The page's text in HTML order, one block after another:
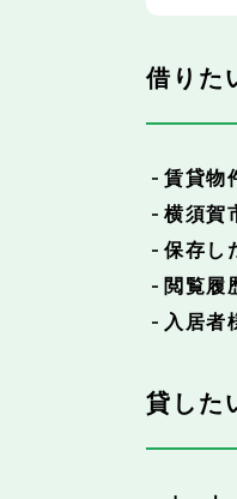
借りた
賃貸物
横須賀
保存し
閲覧履
入居者
貸した